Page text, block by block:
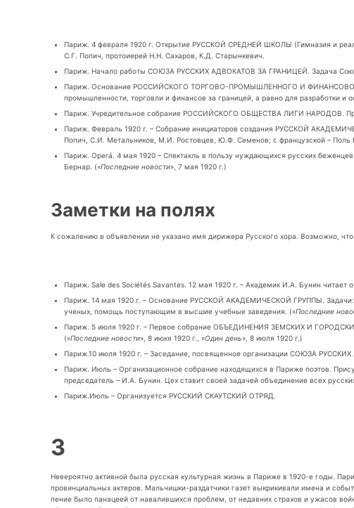
Париж. 4 февраля 1920 г. Открытие РУССКОЙ СРЕДНЕЙ ШКОЛЫ (Гимназия и
С.Г. Попич, протоиерей Н.Н. Сахаров, К.Д. Старынкевич.
Париж. Начало работы СОЮЗА РУССКИХ АДВОКАТОВ ЗА ГРАНИЦЕЙ. Задача
Париж. Основание РОССИЙСКОГО ТОРГОВО-ПРОМЫШЛЕННОГО И ФИНАНСОВОГО
промышленности, торговли и финансов за границей, а равно для разработки
Париж. Учредительное собрание РОССИЙСКОГО ОБЩЕСТВА ЛИГИ НАРОДОВ.
Париж. Февраль 1920 г. – Собрание инициаторов создания РУССКОЙ
Попич, С.И. Метальников, М.И. Ростовцев, Ю.Ф. Семенов; с французской –
Париж. Opеrá. 4 мая 1920 – Спектакль в пользу нуждающихся русских
Бернар. («Последние новости», 7 мая 1920 г.)
Заметки на полях
К сожалению в объявлении не указано имя дирижера Русского хора. Возможно,
Париж. Sale des Sociétés Savantes. 12 мая 1920 г. – Академик И.А. Бунин читает
Париж. 14 мая 1920 г. – Основание РУССКОЙ АКАДЕМИЧЕСКОЙ ГРУППЫ. Задачи:
ученых, помощь поступающим в высшие учебные заведения. («Последние
Париж. 5 июля 1920 г. – Первое собрание ОБЪЕДИНЕНИЯ ЗЕМСКИХ И
(«Последние новости», 8 июкя 1920 г., «Один день», 8 июля 1920 г.)
Париж.10 июля 1920 г. – Заседание, посвященное организации СОЮЗА
Париж. Июль – Организационное собрание находящихся в Париже поэтов.
председатель – И.А. Бунин. Цех ставит своей задачей объединение всех
Париж.Июль – Организуется РУССКИЙ СКАУТСКИЙ ОТРЯД.
3
Невероятно активной была русская культурная жизнь в Париже в 1920-е годы.
провинциальных актеров. Мальчишки-раздатчики газет выкрикивали имена и
пение было панацеей от навалившихся проблем, от недавних страхов и ужасов